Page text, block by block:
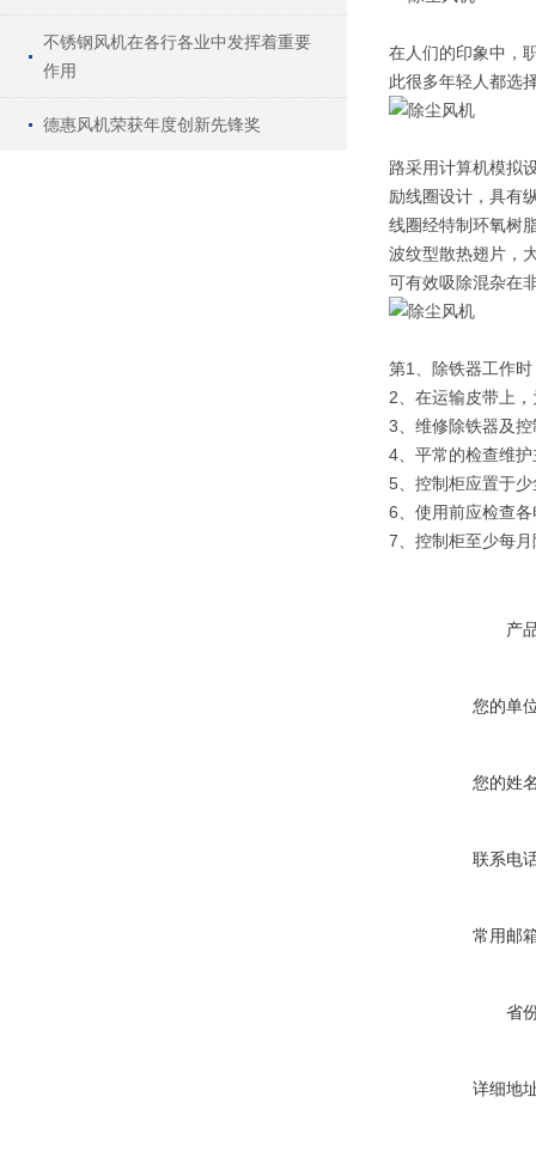
不锈钢风机在各行各业中发挥着重要
作用
德惠风机荣获年度创新先锋奖
在人们的印象中，
此很多年轻人都选
路采用计算机模拟
励线圈设计，具有
线圈经特制环氧树
波纹型散热翅片，
可有效吸除混杂在
第1、除铁器工作
2、在运输皮带上
3、维修除铁器及
4、平常的检查维
5、控制柜应置于
6、使用前应检查
7、控制柜至少每
产
您的单
您的姓
联系电
常用邮
省
详细地